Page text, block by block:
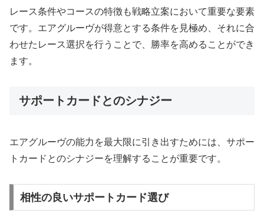
レース条件やコースの特徴も戦略立案において重要な要素
です。エアグルーヴが得意とする条件を見極め、それに合
わせたレース選択を行うことで、勝率を高めることができ
ます。
サポートカードとのシナジー
エアグルーヴの能力を最大限に引き出すためには、サポー
トカードとのシナジーを理解することが重要です。
相性の良いサポートカード選び